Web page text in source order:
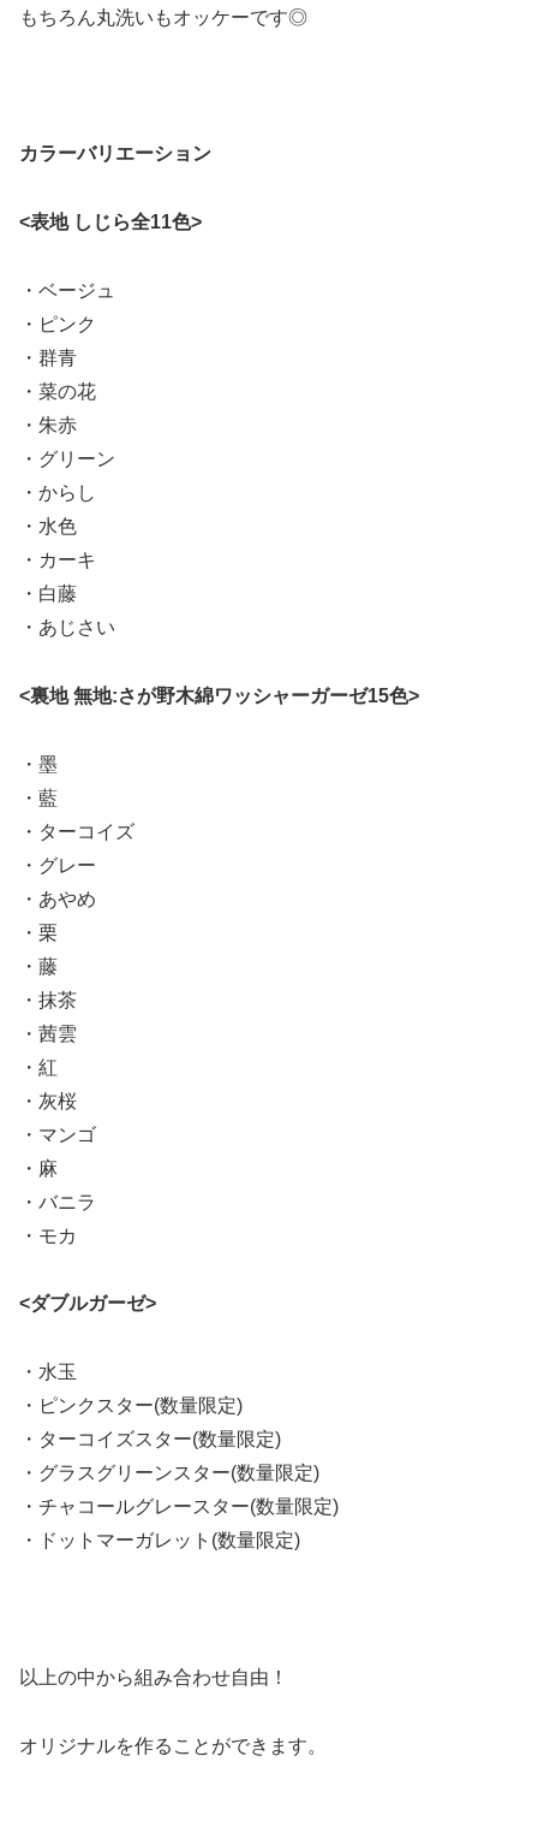
もちろん丸洗いもオッケーです◎
カラーバリエーション
<表地 しじら全11色>
・ベージュ
・ピンク
・群青
・菜の花
・朱赤
・グリーン
・からし
・水色
・カーキ
・白藤
・あじさい
<裏地 無地:さが野木綿ワッシャーガーゼ15色>
・墨
・藍
・ターコイズ
・グレー
・あやめ
・栗
・藤
・抹茶
・茜雲
・紅
・灰桜
・マンゴ
・麻
・バニラ
・モカ
<ダブルガーゼ>
・水玉
・ピンクスター(数量限定)
・ターコイズスター(数量限定)
・グラスグリーンスター(数量限定)
・チャコールグレースター(数量限定)
・ドットマーガレット(数量限定)
以上の中から組み合わせ自由！
オリジナルを作ることができます。